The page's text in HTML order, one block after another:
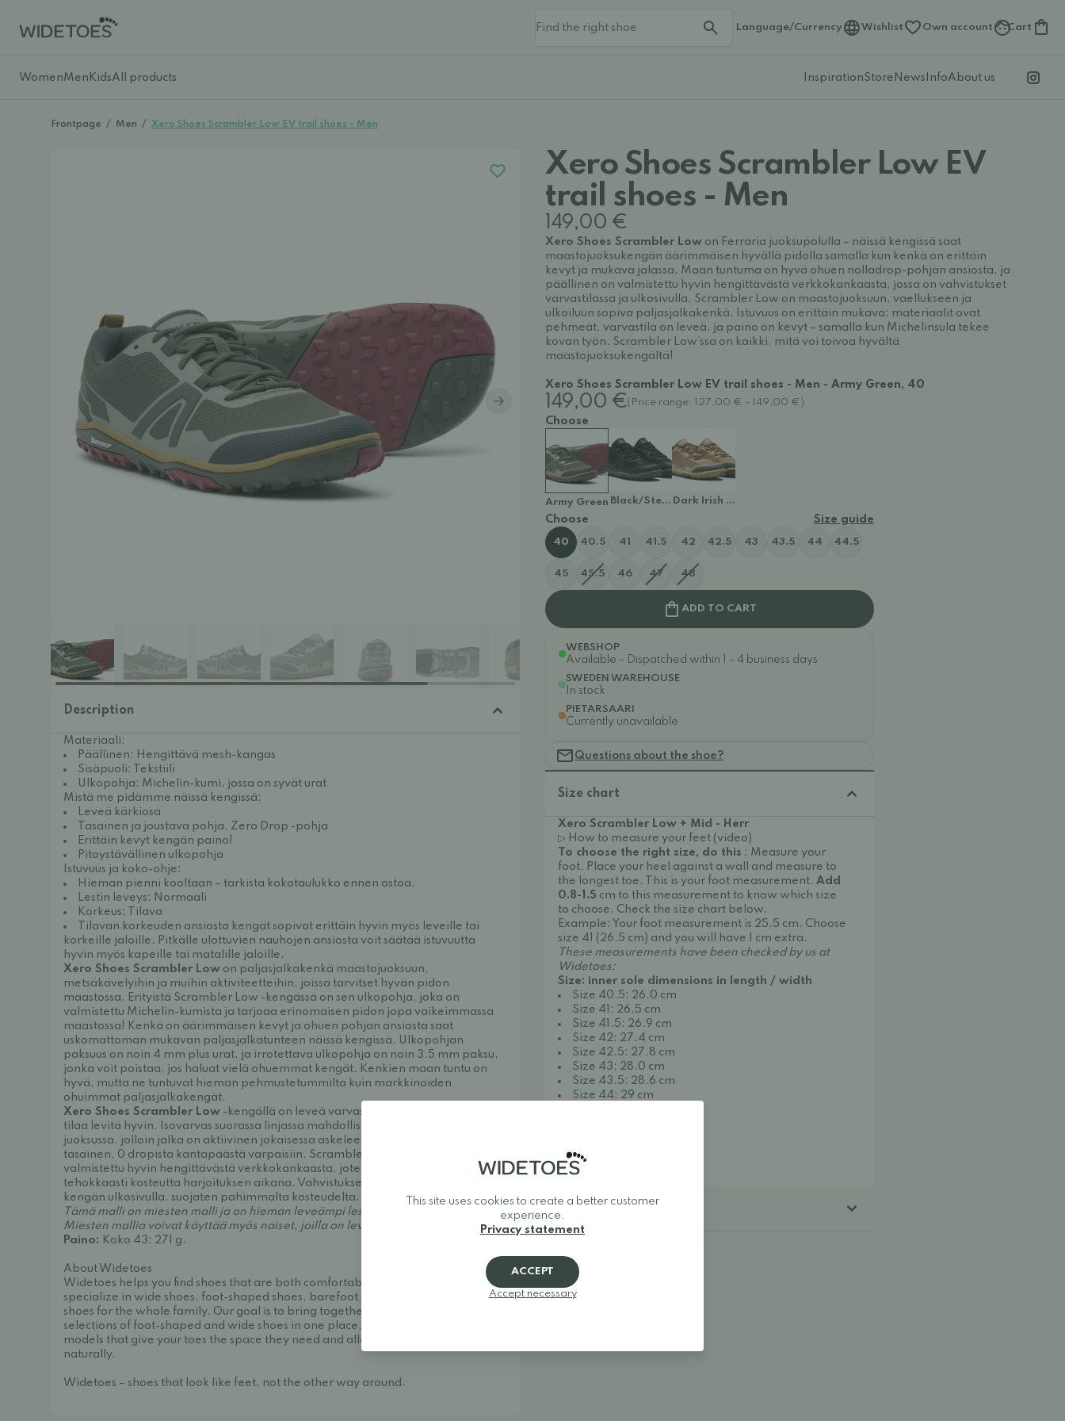
Language/Currency Wishlist Own account Cart
WomenMen KidsAll products InspirationStore News InfoAbout us
Frontpage / Men / Xero Shoes Scrambler Low EV trail shoes - Men
Description
Materiaali:
Päällinen: Hengittävä mesh-kangas
Sisäpuoli: Tekstiili
Ulkopohja: Michelin-kumi, jossa on syvät urat
Mistä me pidämme näissä kengissä:
Leveä kärkiosa
Tasainen ja joustava pohja, Zero Drop -pohja
Erittäin kevyt kengän paino!
Pitoystävällinen ulkopohja
Istuvuus ja koko-ohje:
Hieman pienni kooltaan – tarkista kokotaulukko ennen ostoa.
Lestin leveys: Normaali
Korkeus: Tilava
Tilavan korkeuden ansiosta kengät sopivat erittäin hyvin myös leveille tai
korkeille jaloille. Pitkälle ulottuvien nauhojen ansiosta voit säätää istuvuutta
hyvin myös kapeille tai matalille jaloille.
Xero Shoes Scrambler Low on paljasjalkakenkä maastojuoksuun,
metsäkävelyihin ja muihin aktiviteetteihin, joissa tarvitset hyvän pidon
maastossa. Erityistä Scrambler Low -kengässä on sen ulkopohja, joka on
valmistettu Michelin-kumista ja tarjoaa erinomaisen pidon jopa vaikeimmassa
maastossa! Kenkä on äärimmäisen kevyt ja ohuen pohjan ansiosta saat
uskomattoman mukavan paljasjalkatunteen näissä kengissä. Ulkopohjan
paksuus on noin 4 mm plus urat, ja irrotettava ulkopohja on noin 3.5 mm paksu,
jonka voit poistaa, jos haluat vielä ohuemmat kengät. Kenkien maan tuntu on
hyvä, mutta ne tuntuvat hieman pehmustetummilta kuin markkinoiden
ohuimmat paljasjalkakengät.
Xero Shoes Scrambler Low -kengällä on leveä varvastila, joka antaa varpaille
tilaa levitä hyvin. Isovarvas suorassa linjassa mahdollistaa tehokkaan työnnön
juoksussa, jolloin jalka on aktiivinen jokaisessa askeleessa. Pohja on täysin
tasainen, 0 dropista kantapäästä varpaisiin. Scrambler Low’n päällinen on
valmistettu hyvin hengittävästä verkkokankaasta, joten kengät poistavat
tehokkaasti kosteutta harjoituksen aikana. Vahvistukset ovat varvastilassa ja
kengän ulkosivulla, suojaten pahimmalta kosteudelta, oksilta ja vastaavilta.
Tämä malli on miesten malli ja on hieman leveämpi lestistä kuin naisten malli.
Miesten mallia voivat käyttää myös naiset, joilla on leveät jalat.
Paino: Koko 43: 271 g.
About Widetoes
Widetoes helps you find shoes that are both comfortable and stylish. We
specialize in wide shoes, foot-shaped shoes, barefoot shoes, and minimalist
shoes for the whole family. Our goal is to bring together one of Europe's best
selections of foot-shaped and wide shoes in one place, making it easy to find
models that give your toes the space they need and allow your feet to move
naturally.
Widetoes – shoes that look like feet, not the other way around.
Xero Shoes Scrambler Low EV
trail shoes - Men
149,00 €
Xero Shoes Scrambler Low on Ferraria juoksupolulla – näissä kengissä saat
maastojuoksukengän äärimmäisen hyvällä pidolla samalla kun kenkä on erittäin
kevyt ja mukava jalassa. Maan tuntuma on hyvä ohuen nolladrop-pohjan ansiosta, ja
päällinen on valmistettu hyvin hengittävästä verkkokankaasta, jossa on vahvistukset
varvastilassa ja ulkosivulla. Scrambler Low on maastojuoksuun, vaellukseen ja
ulkoiluun sopiva paljasjalkakenkä. Istuvuus on erittäin mukava; materiaalit ovat
pehmeät, varvastila on leveä, ja paino on kevyt – samalla kun Michelinsula tekee
kovan työn. Scrambler Low’ssa on kaikki, mitä voi toivoa hyvältä
maastojuoksukengältä!
Xero Shoes Scrambler Low EV trail shoes - Men - Army Green, 40
149,00 €(Price range: 127,00 € - 149,00 €)
Choose
Army Green Black/Steel GrayDark Irish Cream/ Sunny Lime
Choose Size guide
40 40.5 41 41.5 42 42.5 43 43.5 44 44.5
45 45.5 46 47 48
ADD TO CART
WEBSHOP
Available - Dispatched within 1 - 4 business days
SWEDEN WAREHOUSE
In stock
PIETARSAARI
Currently unavailable
Questions about the shoe?
Size chart
Xero Scrambler Low + Mid - Herr
▷ How to measure your feet (video)
To choose the right size, do this : Measure your
foot. Place your heel against a wall and measure to
the longest toe. This is your foot measurement. Add
0.8-1.5 cm to this measurement to know which size
to choose. Check the size chart below.
Example: Your foot measurement is 25.5 cm. Choose
size 41 (26.5 cm) and you will have 1 cm extra.
These measurements have been checked by us at
Widetoes:
Size: inner sole dimensions in length / width
Size 40.5: 26.0 cm
Size 41: 26.5 cm
Size 41.5: 26.9 cm
Size 42: 27.4 cm
Size 42.5: 27.8 cm
Size 43: 28.0 cm
Size 43.5: 28.6 cm
Size 44: 29 cm
Size 46: 30.4 cm
Size 47: 31.3 cm
Additional details
This site uses cookies to create a better customer
experience.
Privacy statement
ACCEPT
Accept necessary